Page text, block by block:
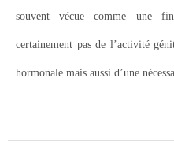
souvent vécue comme une
certainement pas de l’activité
hormonale mais aussi d’une